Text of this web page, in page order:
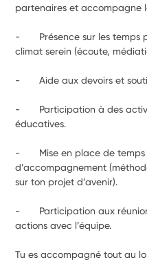
-       Présence sur les
climat serein (écoute,
-       Aide aux devoirs et
-       Participation à des
éducatives.
-       Mise en place de
d’accompagnement
sur ton projet d’avenir).
-       Participation aux
actions avec l’équipe.
Tu es accompagné tout au